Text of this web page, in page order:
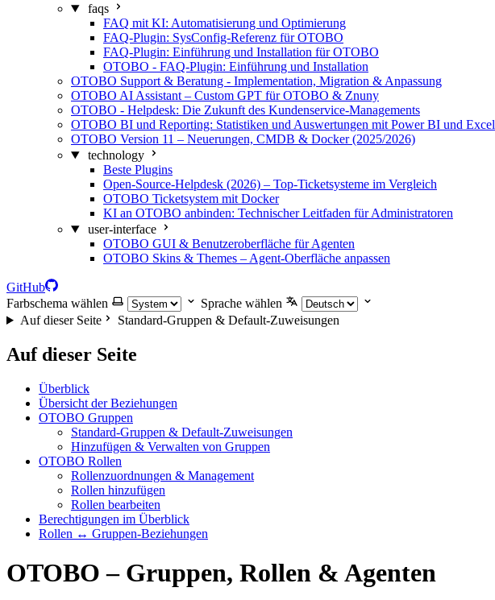
faqs
FAQ mit KI: Automatisierung und Optimierung
FAQ-Plugin: SysConfig-Referenz für OTOBO
FAQ-Plugin: Einführung und Installation für OTOBO
OTOBO - FAQ-Plugin: Einführung und Installation
OTOBO Support & Beratung - Implementation, Migration & Anpassung
OTOBO AI Assistant – Custom GPT für OTOBO & Znuny
OTOBO - Helpdesk: Die Zukunft des Kundenservice-Managements
OTOBO BI und Reporting: Statistiken und Auswertungen mit Power BI und Excel
OTOBO Version 11 – Neuerungen, CMDB & Docker (2025/2026)
technology
Beste Plugins
Open-Source-Helpdesk (2026) – Top-Ticketsysteme im Vergleich
OTOBO Ticketsystem mit Docker
KI an OTOBO anbinden: Technischer Leitfaden für Administratoren
user-interface
OTOBO GUI & Benutzeroberfläche für Agenten
OTOBO Skins & Themes – Agent-Oberfläche anpassen
GitHub
Farbschema wählen
Sprache wählen
Auf dieser Seite
Standard-Gruppen & Default-Zuweisungen
Auf dieser Seite
Überblick
Übersicht der Beziehungen
OTOBO Gruppen
Standard-Gruppen & Default-Zuweisungen
Hinzufügen & Verwalten von Gruppen
OTOBO Rollen
Rollenzuordnungen & Management
Rollen hinzufügen
Rollen bearbeiten
Berechtigungen im Überblick
Rollen ↔ Gruppen-Beziehungen
OTOBO – Gruppen, Rollen & Agenten